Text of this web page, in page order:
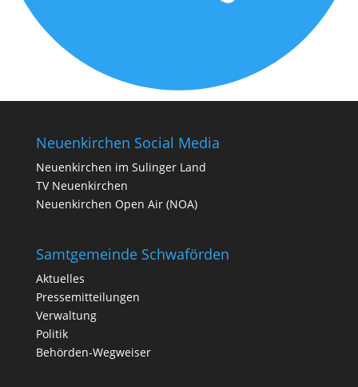
Neuenkirchen Social Media
Neuenkirchen im Sulinger Land
TV Neuenkirchen
Neuenkirchen Open Air (NOA)
Samtgemeinde Schwaförden
Aktuelles
Pressemitteilungen
Verwaltung
Politik
Behörden-Wegweiser